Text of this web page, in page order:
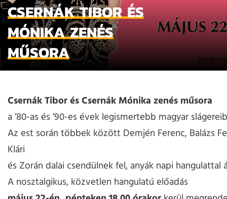
CSERNÁK TIBOR ÉS
MÓNIKA ZENÉS
MŰSORA
Csernák Tibor és Csernák Mónika zenés műsora
a ’80-as és ’90-es évek legismertebb magyar
Az est során többek között Demjén Ferenc, Balázs
Klári
és Zorán dalai csendülnek fel, anyák napi hangulattal
A nosztalgikus, közvetlen hangulatú előadás